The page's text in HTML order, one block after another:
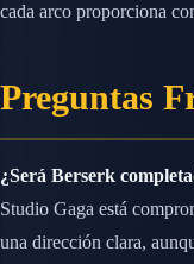
cada arco proporciona
Preguntas
¿Será Berserk
Studio Gaga está
una dirección clara,